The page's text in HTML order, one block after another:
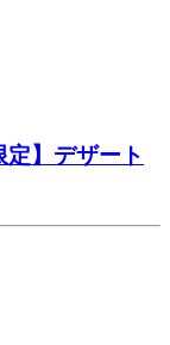
】デザート